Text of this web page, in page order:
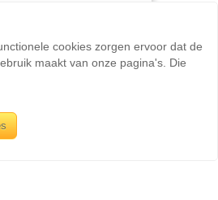
cookies zorgen ervoor dat de
maakt van onze pagina's. Die